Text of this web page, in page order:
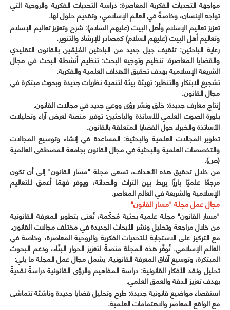
مواجهة التحديات الفكرية المعاصرة: دراسة التحديات الفكرية والروحية التي
تواجه الإنسان، وخاصةً في العالم الإسلامي، وتقديم حلول لها.
تعزيز تعاليم الإسلام وأهل البيت (عليهم السلام): شرح وتعزيز تعاليم الإسلام
وتعاليم أهل البيت (عليهم السلام) كمصادر للإرشاد والتنوير.
رعاية الباحثين: تثقيف جيل جديد من الباحثين المُلِمّين بالقانون التقليدي
والقضايا المعاصرة. تنظيم وتوجيه البحث: تنظيم أنشطة البحث في مجال
الشريعة الإسلامية بهدف تحقيق الأهداف العلمية والفكرية.
تشجيع الابتكار والتنظير: تهيئة بيئة لتنمية نظريات جديدة وبحوث مبتكرة في
مجال القانون.
إنتاج معارف جديدة: خلق ونشر رؤى ووعي جديد في مجالات القانون.
بلورة الصوت العلمي للأساتذة والباحثين: توفير منصة لعرض آراء وتحليلات
الأساتذة والخبراء حول القضايا المتعلقة بالقانون.
تطوير المجالات العلمية والبحثية: المساعدة في إنشاء وتوسيع المجالات
والتخصصات العلمية والبحثية في مجال القانون بجامعة المصطفى العالمية
(ص).
من خلال تحقيق هذه الأهداف، تسعى مجلة "مسار القانون" إلى أن تكون
مرجعًا علميًا بارزًا يربط بين التراث والحداثة، ويوفر فهمًا أعمق للتعاليم
الإسلامية والشريعة في العالم المعاصر.
مجال عمل مجلة "مسار القانون"
"مسار القانون" مجلة علمية بحثية مُحكّمة، تُعنى بتطوير المعرفة القانونية
من خلال مراجعة وتحليل ونشر الأبحاث الجديدة في مختلف مجالات القانون.
مع التركيز على الاستجابة للتحديات الفكرية والروحية المعاصرة، وخاصة في
العالم الإسلامي. تُوفّر هذه المجلة منصةً لتعزيز الحوار البنّاء، ودعم البحوث
المبتكرة، وتوسيع آفاق المعرفة القانونية. يشمل مجال عمل المجلة ما يلي:
تحليل ونقد الأفكار القانونية: دراسة المفاهيم والرؤى القانونية دراسةً نقديةً
بهدف تعزيز الدقة والعمق العلمي.
استقصاء مواضيع قانونية جديدة: طرح وتحليل قضايا جديدة وناشئة تتماشى
مع الواقع المعاصر والاهتمامات العلمية.